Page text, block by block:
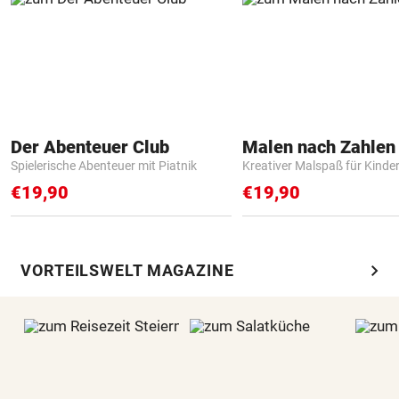
Der Abenteuer Club
Spielerische Abenteuer mit Piatnik
€19,90
Kreativer Malspaß für Kinder
€19,90
VORTEILSWELT MAGAZINE chevron_right